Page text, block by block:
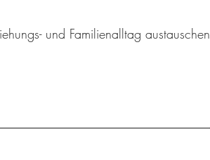
und Familienalltag austauschen